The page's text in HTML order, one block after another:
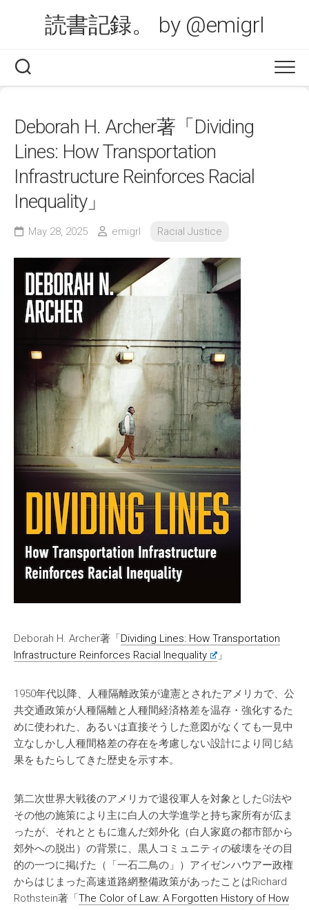
読書記録。 by @emigrl
Deborah H. Archer著「Dividing
Lines: How Transportation
Infrastructure Reinforces Racial
Inequality」
May 28, 2025 emigrl Racial Justice
Deborah H. Archer著「Dividing Lines: How Transportation
Infrastructure Reinforces Racial Inequality
」
1950年代以降、人種隔離政策が違憲とされたアメリカで、公
共交通政策が人種隔離と人種間経済格差を温存・強化するた
めに使われた、あるいは直接そうした意図がなくても一見中
立なしかし人種間格差の存在を考慮しない設計により同じ結
果をもたらしてきた歴史を示す本。
第二次世界大戦後のアメリカで退役軍人を対象としたGI法や
その他の施策により主に白人の大学進学と持ち家所有が広ま
ったが、それとともに進んだ郊外化（白人家庭の都市部から
郊外への脱出）の背景に、黒人コミュニティの破壊をその目
的の一つに掲げた（「一石二鳥の」）アイゼンハウアー政権
からはじまった高速道路網整備政策があったことはRichard
Rothstein著「The Color of Law: A Forgotten History of How